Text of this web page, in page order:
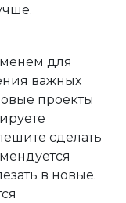
для
важных
проекты
сделать
в новые.